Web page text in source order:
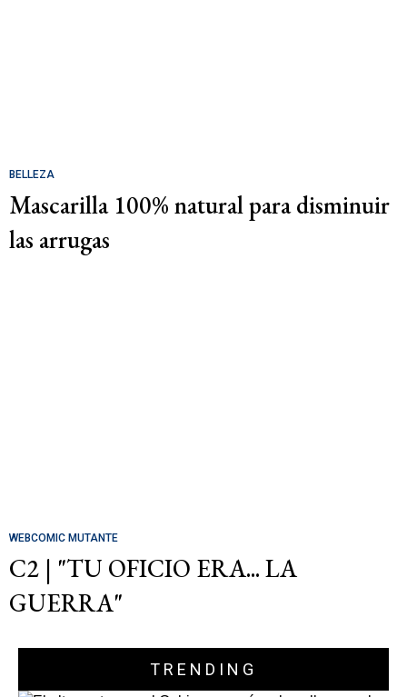
BELLEZA
Mascarilla 100% natural para disminuir
las arrugas
WEBCOMIC MUTANTE
C2 | "TU OFICIO ERA... LA
GUERRA"
TRENDING